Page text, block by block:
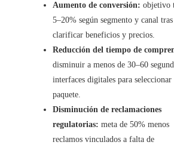
Aumento de conversión: objetivo
5–20% según segmento y canal tras
clarificar beneficios y precios.
Reducción del tiempo de
disminuir a menos de 30–60
interfaces digitales para seleccionar
paquete.
Disminución de reclamaciones
regulatorias: meta de 50% menos
reclamos vinculados a falta de